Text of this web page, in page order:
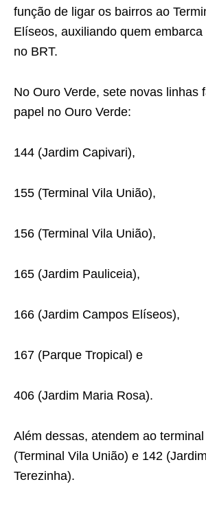
função de ligar os bairros ao
Elíseos, auxiliando quem
no BRT.
No Ouro Verde, sete novas linhas
papel no Ouro Verde:
144 (Jardim Capivari),
155 (Terminal Vila União),
156 (Terminal Vila União),
165 (Jardim Pauliceia),
166 (Jardim Campos Elíseos),
167 (Parque Tropical) e
406 (Jardim Maria Rosa).
Além dessas, atendem ao
(Terminal Vila União) e 142
Terezinha).